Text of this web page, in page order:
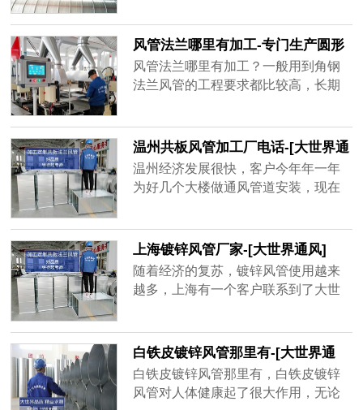
技术不......
厂家也跟着变多，但是质量可能比不
了品牌厂家，大世界通风作为行业内
品牌厂家，精益求精的品质顺应客户
对螺旋风管质量上的要求。
风管法兰哪里有加工-专门生产圆形
矩形风管法兰[大世界通风]
风管法兰哪里有加工？一般用到角钢
法兰风管的工程要求都比较高，长期
大的作用。
温州共板风管加工厂电话-[大世界通
风]
温州经济发展很快，客户今年年一年
为好几个大楼做通风管道安装，现在
大一点的地方用角钢法兰风管，共板
风管为了不影响到后期使用效果，需
要增强共板风管密封性、抗压强度，
质量好的共板风管不容易坏，不会漏
很多电费。
上海镀锌风管厂家-[大世界通风]
随着经济的复苏，镀锌风管使用越来
越多，上海有一个客户联系到了大世
理，新一轮生产要等15天之后才能发
货，客户还等着用呢，于是找到大世
界通风，地处无锡，离工地不远，并
且确保3天出货，客户在验证以后很快
白铁皮镀锌风管那里有-[大世界通
风]
白铁皮镀锌风管那里有，白铁皮镀锌
风管对人体健康起了很大作用，无论